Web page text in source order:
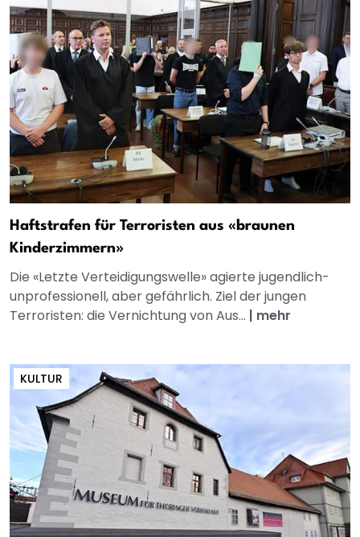
Haftstrafen für Terroristen aus «braunen
Kinderzimmern»
Die «Letzte Verteidigungswelle» agierte jugendlich-
unprofessionell, aber gefährlich. Ziel der jungen
Terroristen: die Vernichtung von Aus... | mehr
KULTUR